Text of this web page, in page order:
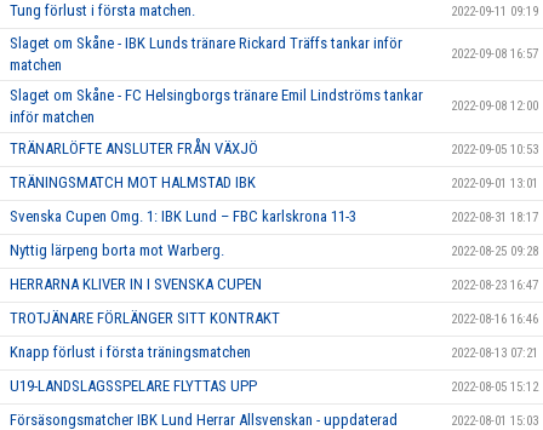
Tung förlust i första matchen. 2022-09-11 09:19
Slaget om Skåne - IBK Lunds tränare Rickard Träffs tankar inför
matchen
2022-09-08 16:57
Slaget om Skåne - FC Helsingborgs tränare Emil Lindströms tankar
inför matchen
2022-09-08 12:00
TRÄNARLÖFTE ANSLUTER FRÅN VÄXJÖ 2022-09-05 10:53
TRÄNINGSMATCH MOT HALMSTAD IBK 2022-09-01 13:01
Svenska Cupen Omg. 1: IBK Lund – FBC karlskrona 11-3 2022-08-31 18:17
Nyttig lärpeng borta mot Warberg. 2022-08-25 09:28
HERRARNA KLIVER IN I SVENSKA CUPEN 2022-08-23 16:47
TROTJÄNARE FÖRLÄNGER SITT KONTRAKT 2022-08-16 16:46
Knapp förlust i första träningsmatchen 2022-08-13 07:21
U19-LANDSLAGSSPELARE FLYTTAS UPP 2022-08-05 15:12
Försäsongsmatcher IBK Lund Herrar Allsvenskan - uppdaterad 2022-08-01 15:03